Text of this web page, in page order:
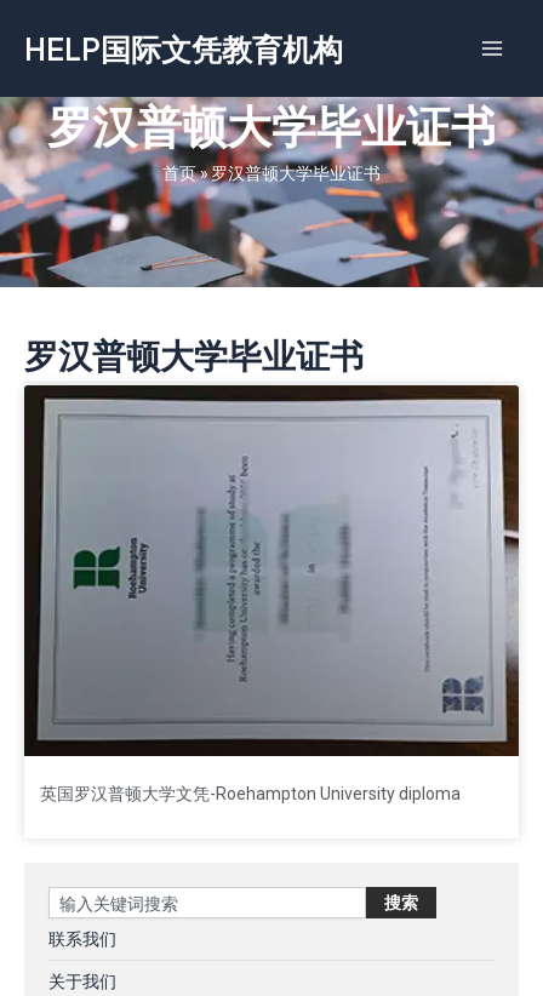
容
HELP国际文凭教育机构
罗汉普顿大学毕业证书
首页»罗汉普顿大学毕业证书
罗汉普顿大学毕业证书
英国罗汉普顿大学文凭-Roehampton University diploma
Search 搜索
联系我们
关于我们